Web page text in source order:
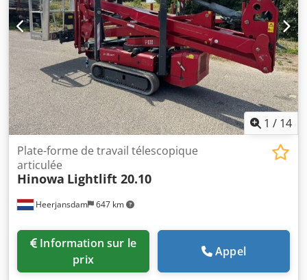
1 / 14
Heerjansdam 647 km
Plate-forme de travail télescopique
articulée
Hinowa Lightlift 20.10
prix
Appel